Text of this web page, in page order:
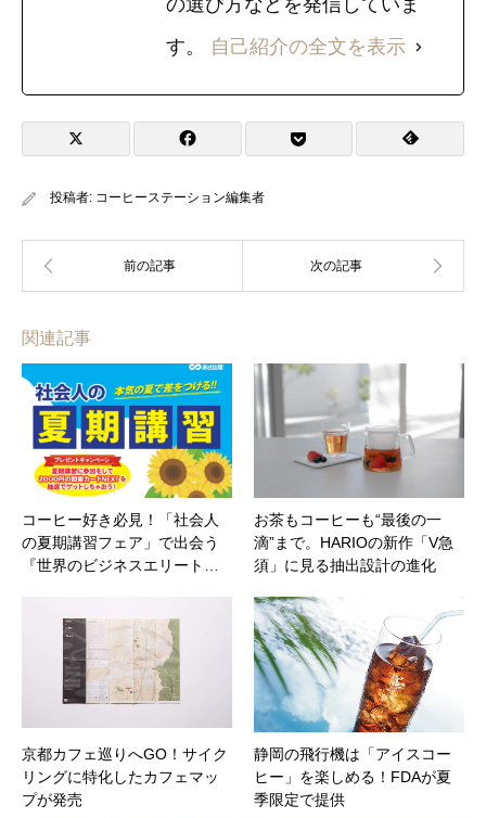
す。 自己紹介の全文を表示
投稿者: コーヒーステーション編集者
関連記事
コーヒー好き必見！「社会人
の夏期講習フェア」で出会う
『世界のビジネスエリート…
お茶もコーヒーも“最後の一
滴”まで。HARIOの新作「V急
須」に見る抽出設計の進化
京都カフェ巡りへGO！サイク
リングに特化したカフェマッ
プが発売
静岡の飛行機は「アイスコー
ヒー」を楽しめる！FDAが夏
季限定で提供